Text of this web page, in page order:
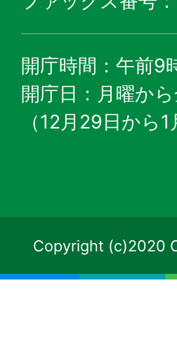
開庁時間：午前9
開庁日：月曜か
（12月29日から
Copyright (c)2020